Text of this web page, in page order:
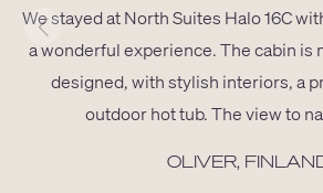
We stayed at North Suites Halo 16C
a wonderful experience. The cabin is
designed, with stylish interiors, a
outdoor hot tub. The view to
OLIVER,